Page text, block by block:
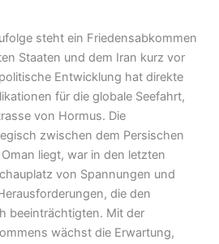
steht ein Friedensabkommen
Staaten und dem Iran kurz vor
Entwicklung hat direkte
für die globale Seefahrt,
von Hormus. Die
zwischen dem Persischen
liegt, war in den letzten
von Spannungen und
die den
beeinträchtigten. Mit der
wächst die Erwartung,